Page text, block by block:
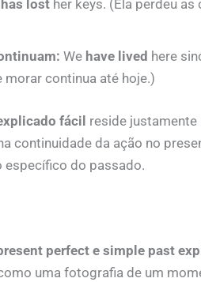
has losther keys. (Ela perdeu as
We have lived here
continua até hoje.)
fácil reside justamente
continuidade da ação no
específico do passado.
perfect e simple past
uma fotografia de um